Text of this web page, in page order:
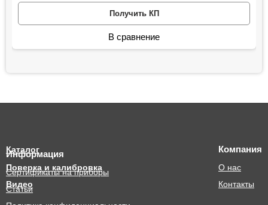
Получить КП
В сравнение
Каталог
Поверка и калибровка
Видео
Компания
О нас
Контакты
Информация
Сертификаты на приборы
Статьи